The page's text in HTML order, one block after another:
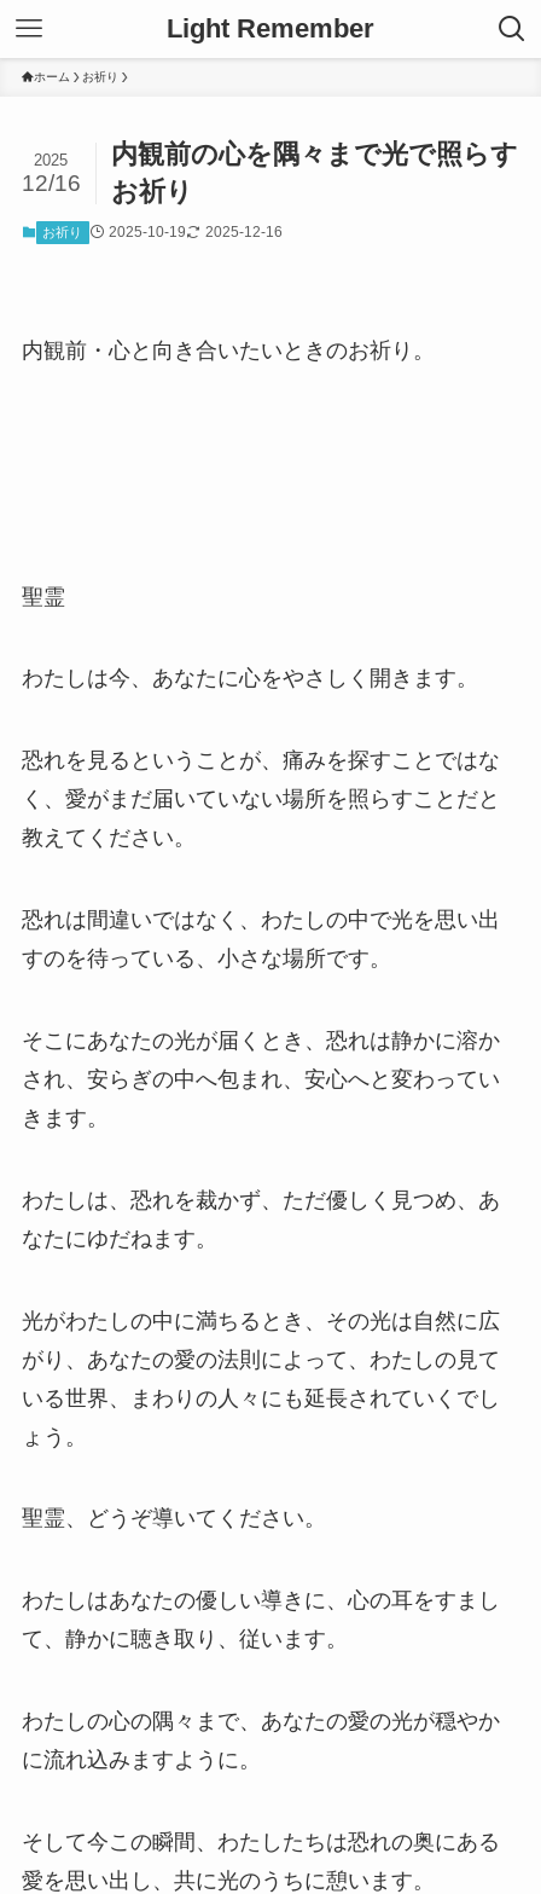
Light Remember
ホーム お祈り
内観前の心を隅々まで光で照らす
お祈り
2025
12/16
お祈り 2025-10-19 2025-12-16
内観前・心と向き合いたいときのお祈り。
聖霊
わたしは今、あなたに心をやさしく開きます。
恐れを見るということが、痛みを探すことではな
く、愛がまだ届いていない場所を照らすことだと
教えてください。
恐れは間違いではなく、わたしの中で光を思い出
すのを待っている、小さな場所です。
そこにあなたの光が届くとき、恐れは静かに溶か
され、安らぎの中へ包まれ、安心へと変わってい
きます。
わたしは、恐れを裁かず、ただ優しく見つめ、あ
なたにゆだねます。
光がわたしの中に満ちるとき、その光は自然に広
がり、あなたの愛の法則によって、わたしの見て
いる世界、まわりの人々にも延長されていくでし
ょう。
聖霊、どうぞ導いてください。
わたしはあなたの優しい導きに、心の耳をすまし
て、静かに聴き取り、従います。
わたしの心の隅々まで、あなたの愛の光が穏やか
に流れ込みますように。
そして今この瞬間、わたしたちは恐れの奥にある
愛を思い出し、共に光のうちに憩います。